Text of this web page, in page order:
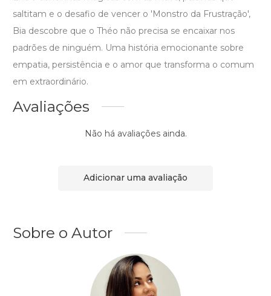
saltitam e o desafio de vencer o 'Monstro da Frustração',
Bia descobre que o Théo não precisa se encaixar nos
padrões de ninguém. Uma história emocionante sobre
empatia, persistência e o amor que transforma o comum
em extraordinário.
Avaliações
Não há avaliações ainda.
Adicionar uma avaliação
Sobre o Autor